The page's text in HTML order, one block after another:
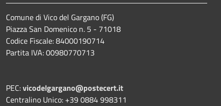
Comune di Vico del Gargano (FG)
Piazza San Domenico n. 5 - 71018
Codice Fiscale: 84000190714
Partita IVA: 00980770713
PEC:vicodelgargano@postecert.it
Centralino Unico: +39 0884 998311